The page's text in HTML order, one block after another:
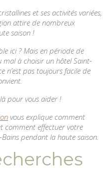
et ses activités variées,
attire de nombreux
saison !
ici ? Mais en période de
à choisir un hôtel Saint-
n’est pas toujours facile de
pour vous aider !
vous explique comment
comment effectuer votre
pendant la haute saison.